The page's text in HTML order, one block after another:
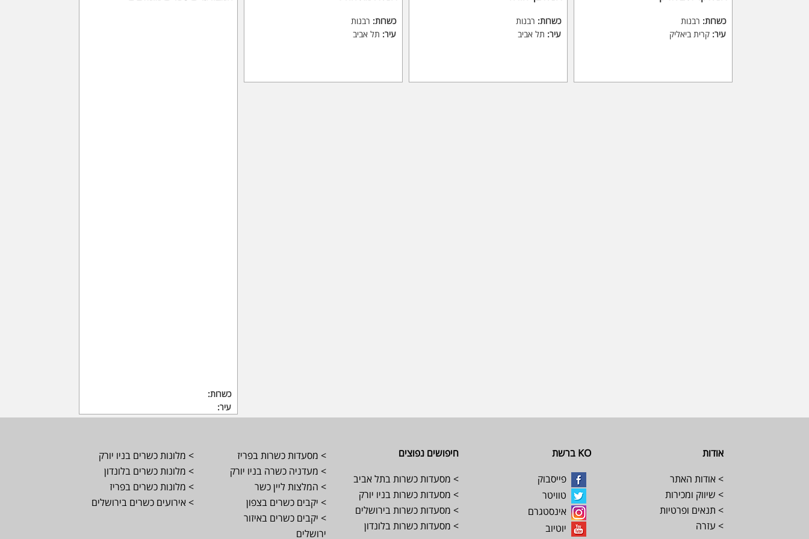
כשרות: רבנות
עיר: קרית ביאליק
כשרות: רבנות
עיר: תל אביב
כשרות: רבנות
עיר: תל אביב
כשרות:
עיר:
אודות
> אודות האתר
> שיווק ומכירות
> תנאים ופרטיות
> עזרה
KO ברשת
פייסבוק
טוויטר
אינסטגרם
יוטיוב
חיפושים נפוצים
> מסעדות כשרות בתל אביב
> מסעדות כשרות בניו יורק
> מסעדות כשרות בירושלים
> מסעדות כשרות בלונדון
> מסעדות כשרות בפריז
> מעדניה כשרה בניו יורק
> המלצות ליין כשר
> יקבים כשרים בצפון
> יקבים כשרים באיזור
ירושלים
> מלונות כשרים בניו יורק
> מלונות כשרים בלונדון
> מלונות כשרים בפריז
> אירועים כשרים בירושלים